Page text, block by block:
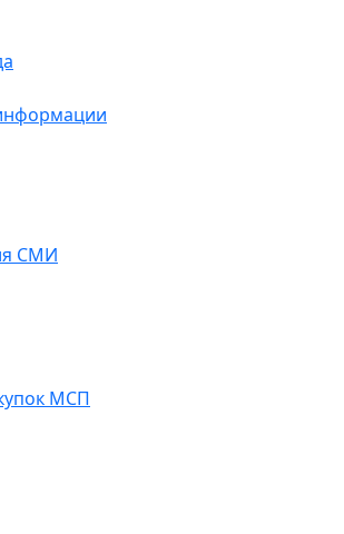
СМИ
МСП